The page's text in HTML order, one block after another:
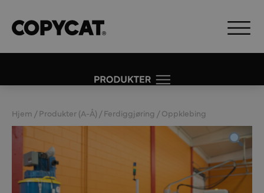
Hjem /Produkter (A-Å) /Ferdiggjøring / Oppklebing